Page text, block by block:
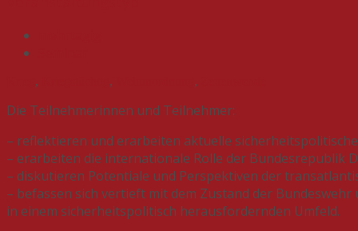
, , ,
Die Teilnehmerinnen und Teilnehmer:
– reflektieren und erarbeiten aktuelle
– erarbeiten die internationale Rolle der Bundesrepublik
– diskutieren Potentiale und Perspektiven der
– befassen sich vertieft mit dem Zustand der
in einem sicherheitspolitisch herausfordernden Umfeld.